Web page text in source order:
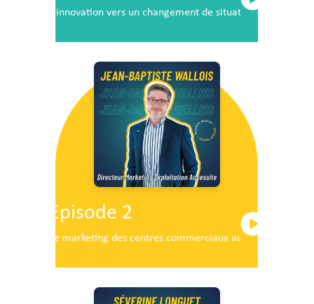
L’innovation vers un changement de situation
Episode 2
Le marketing des centres commerciaux au service du